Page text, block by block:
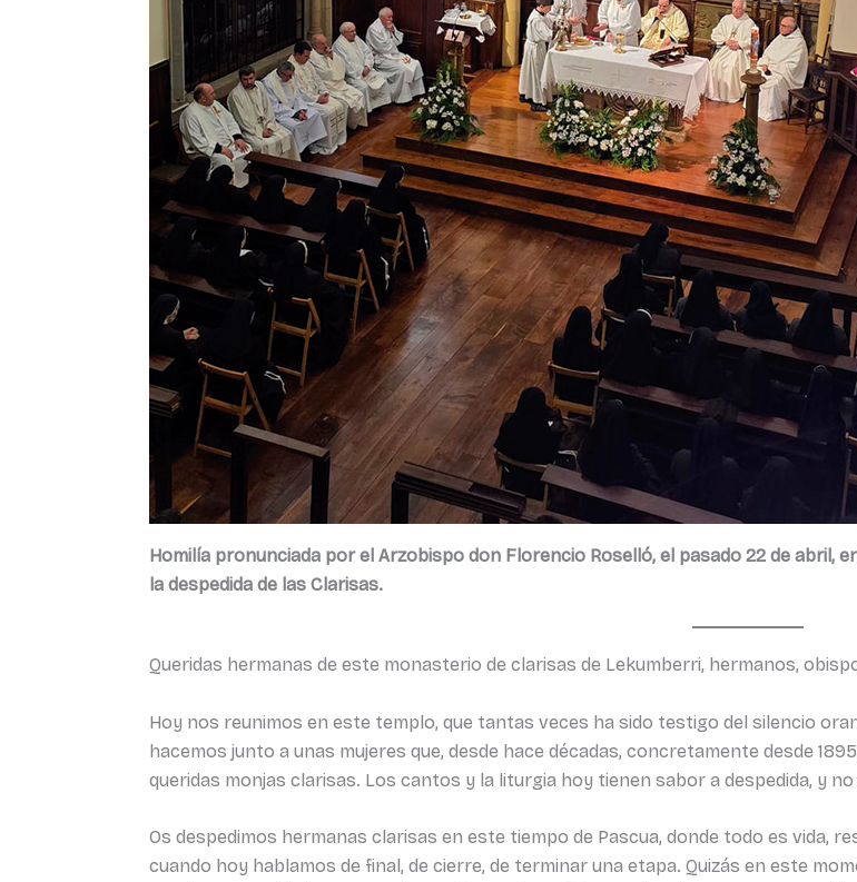
Homilía pronunciada por el Arzobispo don Florencio Roselló, el pasado 22 de abril,
la despedida de las Clarisas.
Queridas hermanas de este monasterio de clarisas de Lekumberri, hermanos,
Hoy nos reunimos en este templo, que tantas veces ha sido testigo del silencio
hacemos junto a unas mujeres que, desde hace décadas, concretamente desde
queridas monjas clarisas. Los cantos y la liturgia hoy tienen sabor a despedida, y
Os despedimos hermanas clarisas en este tiempo de Pascua, donde todo es vida,
cuando hoy hablamos de final, de cierre, de terminar una etapa. Quizás en este